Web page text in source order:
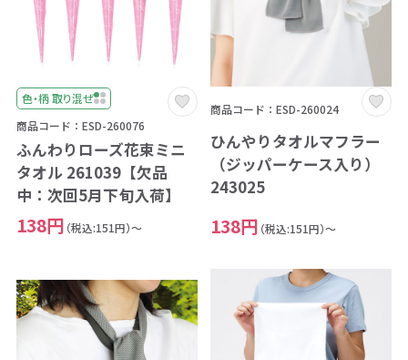
色・柄 取り混ぜ
商品コード：ESD-260076
ふんわりローズ花束ミニ
タオル 261039【欠品
中：次回5月下旬入荷】
138円 （税込:151円）～
商品コード：ESD-260024
ひんやりタオルマフラー
（ジッパーケース入り）
243025
138円 （税込:151円）～